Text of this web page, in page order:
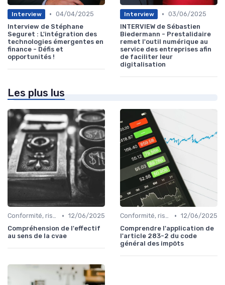
Interview • 04/04/2025
Interview de Stéphane
Seguret : L'intégration des
technologies émergentes en
finance - Défis et
opportunités !
Interview • 03/06/2025
INTERVIEW de Sébastien
Biedermann - Prestalidaire
remet l'outil numérique au
service des entreprises afin
de faciliter leur
digitalisation
Les plus lus
Conformité, risques & réglementation • 12/06/2025
Compréhension de l'effectif
au sens de la cvae
Conformité, risques & réglementation • 12/06/2025
Comprendre l'application de
l'article 283-2 du code
général des impôts